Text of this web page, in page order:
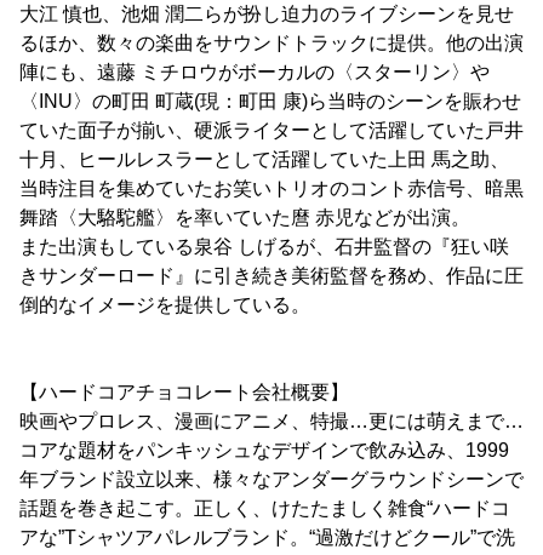
大江 慎也、池畑 潤二らが扮し迫力のライブシーンを見せ
るほか、数々の楽曲をサウンドトラックに提供。他の出演
陣にも、遠藤 ミチロウがボーカルの〈スターリン〉や
〈INU〉の町田 町蔵(現：町田 康)ら当時のシーンを賑わせ
ていた面子が揃い、硬派ライターとして活躍していた戸井
十月、ヒールレスラーとして活躍していた上田 馬之助、
当時注目を集めていたお笑いトリオのコント赤信号、暗黒
舞踏〈大駱駝艦〉を率いていた麿 赤児などが出演。
また出演もしている泉谷 しげるが、石井監督の『狂い咲
きサンダーロード』に引き続き美術監督を務め、作品に圧
倒的なイメージを提供している。
【ハードコアチョコレート会社概要】
映画やプロレス、漫画にアニメ、特撮…更には萌えまで…
コアな題材をパンキッシュなデザインで飲み込み、1999
年ブランド設立以来、様々なアンダーグラウンドシーンで
話題を巻き起こす。正しく、けたたましく雑食“ハードコ
アな”Tシャツアパレルブランド。“過激だけどクール”で洗